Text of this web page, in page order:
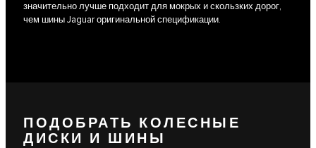
значительно лучше подходит для мокрых и скользких дорог,
чем шины Jaguar оригинальной спецификации.
ПОДОБРАТЬ КОЛЕСНЫЕ
ДИСКИ И ШИНЫ